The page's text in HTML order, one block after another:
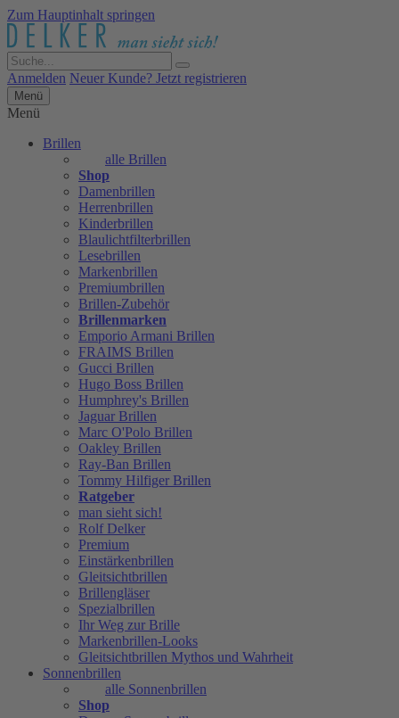
Zum Hauptinhalt springen
Anmelden Neuer Kunde? Jetzt registrieren
Menü
Menü
Brillen
alle Brillen
Shop
Damenbrillen
Herrenbrillen
Kinderbrillen
Blaulichtfilterbrillen
Lesebrillen
Markenbrillen
Premiumbrillen
Brillen-Zubehör
Brillenmarken
Emporio Armani Brillen
FRAIMS Brillen
Gucci Brillen
Hugo Boss Brillen
Humphrey's Brillen
Jaguar Brillen
Marc O'Polo Brillen
Oakley Brillen
Ray-Ban Brillen
Tommy Hilfiger Brillen
Ratgeber
man sieht sich!
Rolf Delker
Premium
Einstärkenbrillen
Gleitsichtbrillen
Brillengläser
Spezialbrillen
Ihr Weg zur Brille
Markenbrillen-Looks
Gleitsichtbrillen Mythos und Wahrheit
Sonnenbrillen
alle Sonnenbrillen
Shop